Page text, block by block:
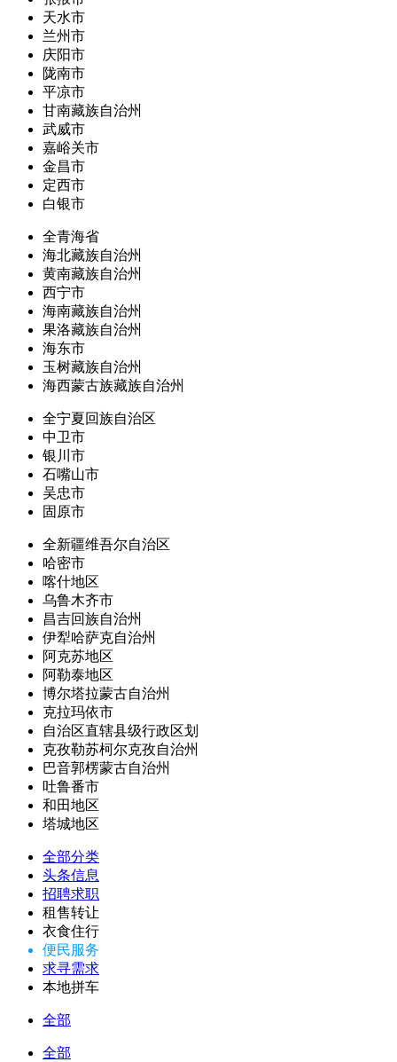
天水市
兰州市
庆阳市
陇南市
平凉市
甘南藏族自治州
武威市
嘉峪关市
金昌市
定西市
白银市
全青海省
海北藏族自治州
黄南藏族自治州
西宁市
海南藏族自治州
果洛藏族自治州
海东市
玉树藏族自治州
海西蒙古族藏族自治州
全宁夏回族自治区
中卫市
银川市
石嘴山市
吴忠市
固原市
全新疆维吾尔自治区
哈密市
喀什地区
乌鲁木齐市
昌吉回族自治州
伊犁哈萨克自治州
阿克苏地区
阿勒泰地区
博尔塔拉蒙古自治州
克拉玛依市
自治区直辖县级行政区划
克孜勒苏柯尔克孜自治州
巴音郭楞蒙古自治州
吐鲁番市
和田地区
塔城地区
全部分类
头条信息
招聘求职
租售转让
衣食住行
便民服务
求寻需求
本地拼车
全部
全部